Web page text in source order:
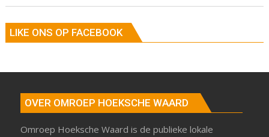
LIKE ONS OP FACEBOOK
OVER OMROEP HOEKSCHE WAARD
Omroep Hoeksche Waard is de publieke lokale